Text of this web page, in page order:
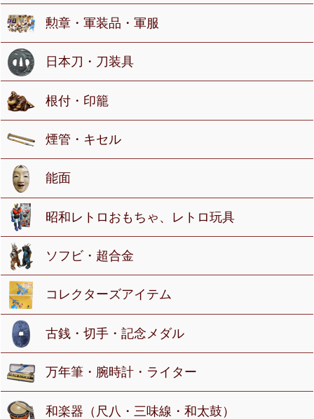
勲章・軍装品・軍服
日本刀・刀装具
根付・印籠
煙管・キセル
能面
昭和レトロおもちゃ、レトロ玩具
ソフビ・超合金
コレクターズアイテム
古銭・切手・記念メダル
万年筆・腕時計・ライター
和楽器（尺八・三味線・和太鼓）